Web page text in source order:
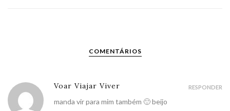
COMENTÁRIOS
Voar Viajar Viver
manda vir para mim também 🙂 beijo
RESPONDER